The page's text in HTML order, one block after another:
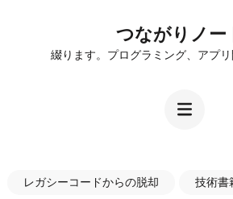
つながりノー
綴ります。プログラミング、アプリ
レガシーコードからの脱却 技術書